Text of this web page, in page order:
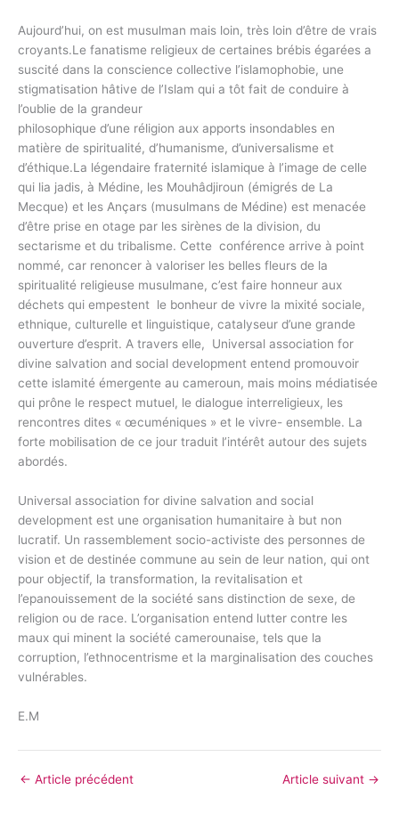
Aujourd’hui, on est musulman mais loin, très loin d’être de vrais
croyants.Le fanatisme religieux de certaines brébis égarées a
suscité dans la conscience collective l’islamophobie, une
stigmatisation hâtive de l’Islam qui a tôt fait de conduire à
l’oublie de la grandeur
philosophique d’une réligion aux apports insondables en
matière de spiritualité, d’humanisme, d’universalisme et
d’éthique.La légendaire fraternité islamique à l’image de celle
qui lia jadis, à Médine, les Mouhâdjiroun (émigrés de La
Mecque) et les Ançars (musulmans de Médine) est menacée
d’être prise en otage par les sirènes de la division, du
sectarisme et du tribalisme. Cette conférence arrive à point
nommé, car renoncer à valoriser les belles fleurs de la
spiritualité religieuse musulmane, c’est faire honneur aux
déchets qui empestent le bonheur de vivre la mixité sociale,
ethnique, culturelle et linguistique, catalyseur d’une grande
ouverture d’esprit. A travers elle, Universal association for
divine salvation and social development entend promouvoir
cette islamité émergente au cameroun, mais moins médiatisée
qui prône le respect mutuel, le dialogue interreligieux, les
rencontres dites « œcuméniques » et le vivre- ensemble. La
forte mobilisation de ce jour traduit l’intérêt autour des sujets
abordés.
Universal association for divine salvation and social
development est une organisation humanitaire à but non
lucratif. Un rassemblement socio-activiste des personnes de
vision et de destinée commune au sein de leur nation, qui ont
pour objectif, la transformation, la revitalisation et
l’epanouissement de la société sans distinction de sexe, de
religion ou de race. L’organisation entend lutter contre les
maux qui minent la société camerounaise, tels que la
corruption, l’ethnocentrisme et la marginalisation des couches
vulnérables.
E.M
← Article précédent Article suivant →